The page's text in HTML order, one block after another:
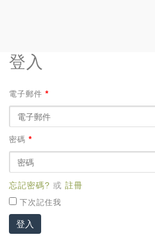
登入
電子郵件 *
密碼 *
忘記密碼? 或 註冊
下次記住我
登入